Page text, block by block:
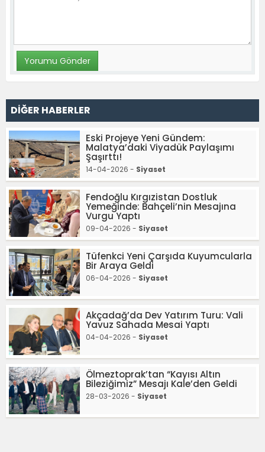
DİĞER HABERLER
Eski Projeye Yeni Gündem:
Malatya’daki Viyadük Paylaşımı
Şaşırttı!
14-04-2026 - Siyaset
Fendoğlu Kırgızistan Dostluk
Yemeğinde: Bahçeli’nin Mesajına
Vurgu Yaptı
09-04-2026 - Siyaset
Tüfenkci Yeni Çarşıda Kuyumcularla
Bir Araya Geldi
06-04-2026 - Siyaset
Akçadağ’da Dev Yatırım Turu: Vali
Yavuz Sahada Mesai Yaptı
04-04-2026 - Siyaset
Ölmeztoprak’tan “Kayısı Altın
Bileziğimiz” Mesajı Kale’den Geldi
28-03-2026 - Siyaset